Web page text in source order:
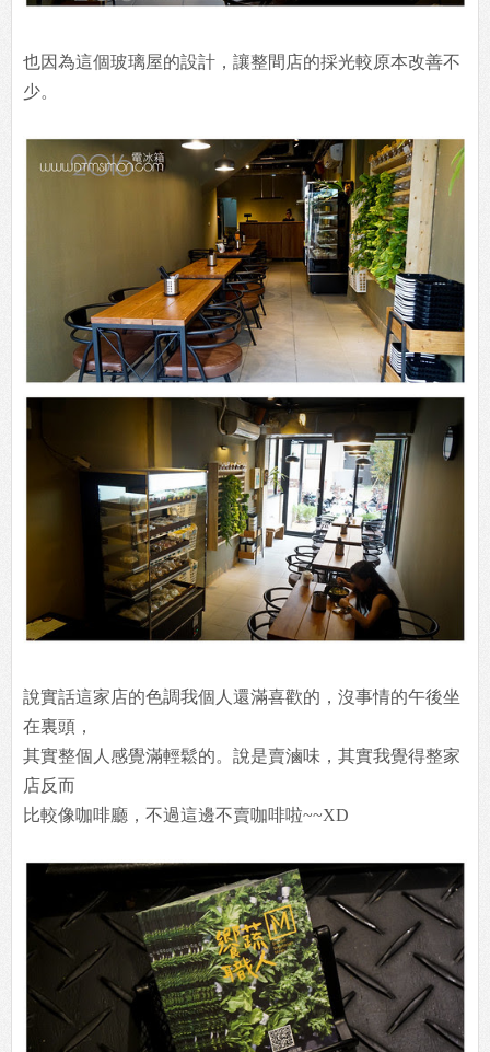
也因為這個玻璃屋的設計，讓整間店的採光較原本改善不
少。
說實話這家店的色調我個人還滿喜歡的，沒事情的午後坐
在裏頭，
其實整個人感覺滿輕鬆的。說是賣滷味，其實我覺得整家
店反而
比較像咖啡廳，不過這邊不賣咖啡啦~~XD